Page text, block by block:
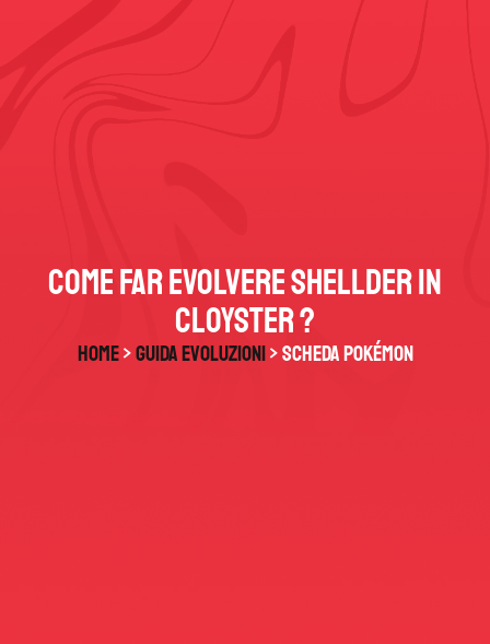
Come far evolvere Shellder in
Cloyster ?
HOME>Guida Evoluzioni> Scheda Pokémon